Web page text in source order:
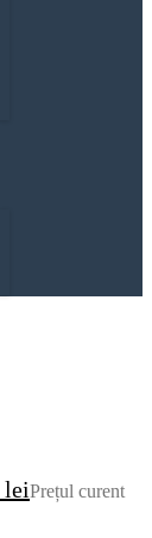
leiPrețul curent